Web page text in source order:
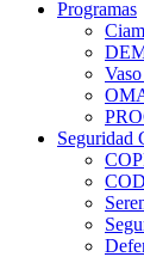
Programas
Ciam
Seguridad